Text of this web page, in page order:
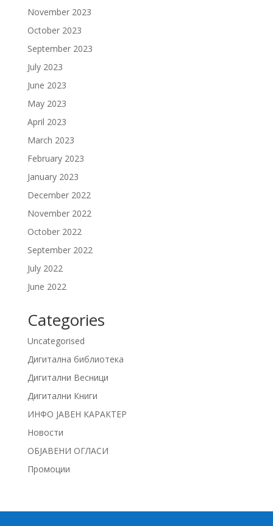
November 2023
October 2023
September 2023
July 2023
June 2023
May 2023
April 2023
March 2023
February 2023
January 2023
December 2022
November 2022
October 2022
September 2022
July 2022
June 2022
Categories
Uncategorised
Дигитална библиотека
Дигитални Весници
Дигитални Книги
ИНФО ЈАВЕН КАРАКТЕР
Новости
ОБЈАВЕНИ ОГЛАСИ
Промоции